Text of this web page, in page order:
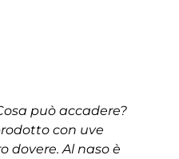
può accadere?
con uve
dovere. Al naso è